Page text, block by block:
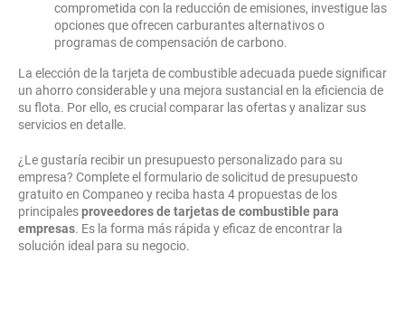
comprometida con la reducción de emisiones, investigue las
opciones que ofrecen carburantes alternativos o
programas de compensación de carbono.
La elección de la tarjeta de combustible adecuada puede significar
un ahorro considerable y una mejora sustancial en la eficiencia de
su flota. Por ello, es crucial comparar las ofertas y analizar sus
servicios en detalle.
¿Le gustaría recibir un presupuesto personalizado para su
empresa? Complete el formulario de solicitud de presupuesto
gratuito en Companeo y reciba hasta 4 propuestas de los
principalesproveedores de tarjetas de combustible para
empresas. Es la forma más rápida y eficaz de encontrar la
solución ideal para su negocio.